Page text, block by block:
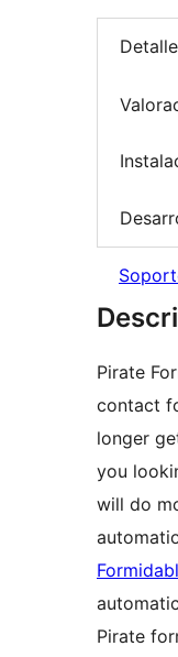
Pirate
contact
longer
you
will do
Pirate